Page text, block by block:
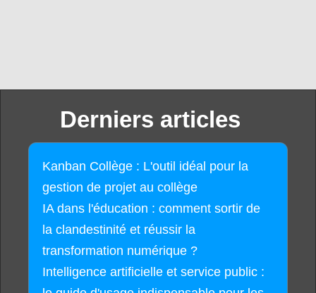
Derniers articles
Kanban Collège : L'outil idéal pour la
gestion de projet au collège
IA dans l'éducation : comment sortir de
la clandestinité et réussir la
transformation numérique ?
Intelligence artificielle et service public :